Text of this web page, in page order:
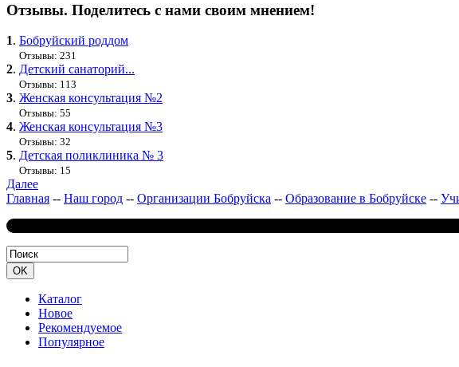
Отзывы. Поделитесь с нами своим мнением!
1. Бобруйский роддом
Отзывы: 231
2. Детский санаторий...
Отзывы: 113
3. Женская консультация №2
Отзывы: 55
4. Женская консультация №3
Отзывы: 32
5. Детская поликлиника № 3
Отзывы: 15
Далее
Главная -- Наш город -- Организации Бобруйска -- Образование в Бобруйске --
Каталог
Новое
Рекомендуемое
Популярное